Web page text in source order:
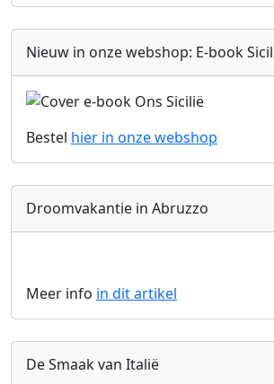
Nieuw in onze webshop: E-book
Bestel hier in onzewebshop
Droomvakantie in Abruzzo
Meer info in dit artikel
De Smaak van Italië